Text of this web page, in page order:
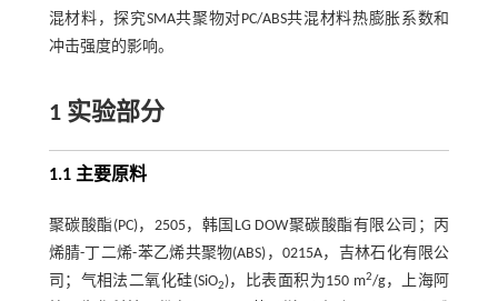
混材料，探究SMA共聚物对PC/ABS共混材料热膨胀系数和
冲击强度的影响。
1 实验部分
1.1 主要原料
聚碳酸酯(PC)，2505，韩国LG DOW聚碳酸酯有限公司；丙
烯腈-丁二烯-苯乙烯共聚物(ABS)，0215A，吉林石化有限公
司；气相法二氧化硅(SiO2)，比表面积为150 m2/g，上海阿